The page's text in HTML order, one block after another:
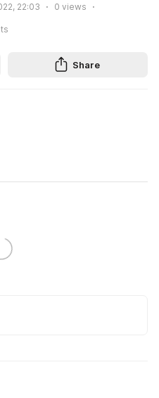
22:03 0 views
Share